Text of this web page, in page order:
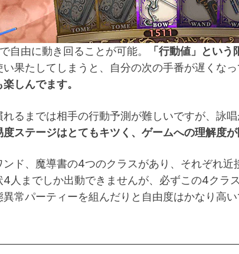
自由に動き回ることが可能。 「行動値」とい
果たしてしまうと、自分の次の手番が遅くな
しんでます。
るまでは相手の行動予測が難しいですが、詠
ステージはとてもキツく、ゲームへの理解度が
ド、魔導書の4つのクラスがあり、それぞれ
人までしか出動できませんが、必ずこの4ク
常パーティーを組んだりと自由度はかなり高い